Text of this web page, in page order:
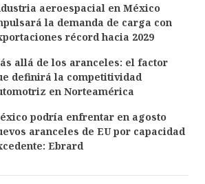
aeroespacial en México
la demanda de carga con
récord hacia 2029
allá de los aranceles: el factor
definirá la competitividad
en Norteamérica
podría enfrentar en agosto
aranceles de EU por capacidad
Ebrard